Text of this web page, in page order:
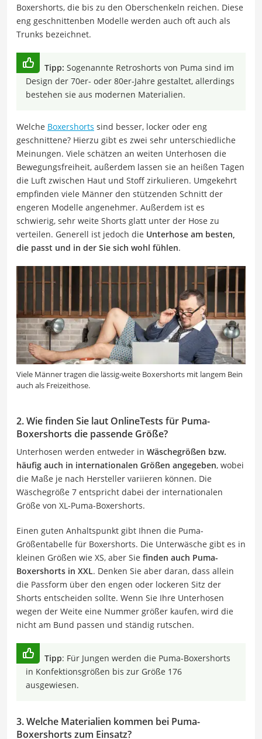
Boxershorts, die bis zu den Oberschenkeln reichen. Diese
eng geschnittenben Modelle werden auch oft auch als
Trunks bezeichnet.
Tipp: Sogenannte Retroshorts von Puma sind im
Design der 70er- oder 80er-Jahre gestaltet, allerdings
bestehen sie aus modernen Materialien.
Welche Boxershorts sind besser, locker oder eng
geschnittene? Hierzu gibt es zwei sehr unterschiedliche
Meinungen. Viele schätzen an weiten Unterhosen die
Bewegungsfreiheit, außerdem lassen sie an heißen Tagen
die Luft zwischen Haut und Stoff zirkulieren. Umgekehrt
empfinden viele Männer den stützenden Schnitt der
engeren Modelle angenehmer. Außerdem ist es
schwierig, sehr weite Shorts glatt unter der Hose zu
verteilen. Generell ist jedoch die Unterhose am besten,
die passt und in der Sie sich wohl fühlen.
Viele Männer tragen die lässig-weite Boxershorts mit langem Bein
auch als Freizeithose.
2. Wie finden Sie laut OnlineTests für Puma-
Boxershorts die passende Größe?
Unterhosen werden entweder in Wäschegrößen bzw.
häufig auch in internationalen Größen angegeben, wobei
die Maße je nach Hersteller variieren können. Die
Wäschegröße 7 entspricht dabei der internationalen
Größe von XL-Puma-Boxershorts.
Einen guten Anhaltspunkt gibt Ihnen die Puma-
Größentabelle für Boxershorts. Die Unterwäsche gibt es in
kleinen Größen wie XS, aber Sie finden auch Puma-
Boxershorts in XXL. Denken Sie aber daran, dass allein
die Passform über den engen oder lockeren Sitz der
Shorts entscheiden sollte. Wenn Sie Ihre Unterhosen
wegen der Weite eine Nummer größer kaufen, wird die
nicht am Bund passen und ständig rutschen.
Tipp: Für Jungen werden die Puma-Boxershorts
in Konfektionsgrößen bis zur Größe 176
ausgewiesen.
3. Welche Materialien kommen bei Puma-
Boxershorts zum Einsatz?